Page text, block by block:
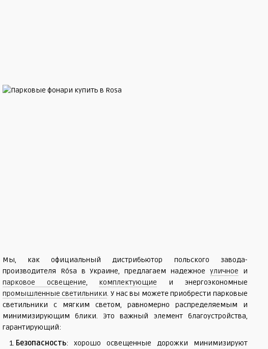
Мы, как официальный дистрибьютор польского завода-
производителя Rósa в Украине, предлагаем надежноеуличное и
парковое освещение, комплектующие и энергоэкономные
промышленные светильники. У нас вы можете приобрести парковые
светильники с мягким светом, равномерно распределяемым и
минимизирующим блики. Это важный элемент благоустройства,
гарантирующий:
Безопасность: хорошо освещенные дорожки минимизируют